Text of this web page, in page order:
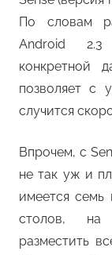
По словам
Android 2.3
конкретной
позволяет с
случится
Впрочем, с
не так уж и
имеется семь
столов, на
разместить